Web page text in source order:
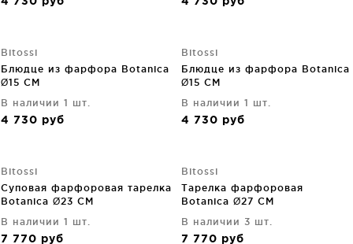
Bitossi
Блюдце из фарфора Botanica
Ø15 CM
В наличии 1 шт.
4 730 руб
Bitossi
Блюдце из фарфора Botanica
Ø15 CM
В наличии 1 шт.
4 730 руб
Bitossi
Суповая фарфоровая тарелка
Botanica Ø23 CM
В наличии 1 шт.
7 770 руб
Bitossi
Тарелка фарфоровая
Botanica Ø27 CM
В наличии 3 шт.
7 770 руб